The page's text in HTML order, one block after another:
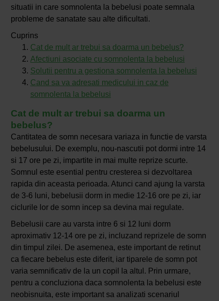
situatii in care somnolenta la bebelusi poate semnala
probleme de sanatate sau alte dificultati.
Cuprins
Cat de mult ar trebui sa doarma un bebelus?
Afectiuni asociate cu somnolenta la bebelusi
Solutii pentru a gestiona somnolenta la bebelusi
Cand sa va adresati medicului in caz de
somnolenta la bebelusi
Cat de mult ar trebui sa doarma un
bebelus?
Cantitatea de somn necesara variaza in functie de varsta
bebelusului. De exemplu, nou-nascutii pot dormi intre 14
si 17 ore pe zi, impartite in mai multe reprize scurte.
Somnul este esential pentru cresterea si dezvoltarea
rapida din aceasta perioada. Atunci cand ajung la varsta
de 3-6 luni, bebelusii dorm in medie 12-16 ore pe zi, iar
ciclurile lor de somn incep sa devina mai regulate.
Bebelusii care au varsta intre 6 si 12 luni dorm
aproximativ 12-14 ore pe zi, incluzand reprizele de somn
din timpul zilei. De asemenea, este important de retinut
ca fiecare bebelus este diferit, iar tiparele de somn pot
varia semnificativ de la un copil la altul. Prin urmare,
pentru a concluziona daca somnolenta la bebelusi este
neobisnuita, este important sa analizati scenariul